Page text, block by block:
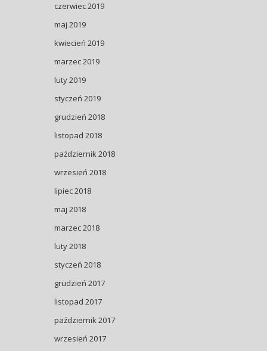
czerwiec 2019
maj 2019
kwiecień 2019
marzec 2019
luty 2019
styczeń 2019
grudzień 2018
listopad 2018
październik 2018
wrzesień 2018
lipiec 2018
maj 2018
marzec 2018
luty 2018
styczeń 2018
grudzień 2017
listopad 2017
październik 2017
wrzesień 2017